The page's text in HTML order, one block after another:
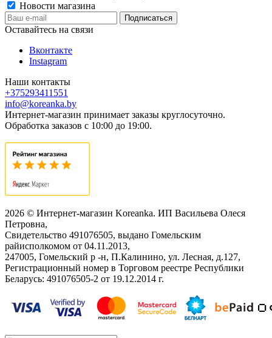
Новости магазина
Оставайтесь на связи
Вконтакте
Instagram
Наши контакты
+375293411551
info@koreanka.by
Интернет-магазин принимает заказы круглосуточно.
Обработка заказов с 10:00 до 19:00.
2026 © Интернет-магазин Koreanka. ИП Васильева Олеся
Петровна,
Свидетельство ‎491076505, выдано Гомельским
райисполкомом от 04.11.2013,
247005, Гомельский р -н, П.Калинино, ул. Лесная, д.127,
Регистрационный номер в Торговом реестре Республики
Беларусь: ‎491076505-2 от 19.12.2014 г.